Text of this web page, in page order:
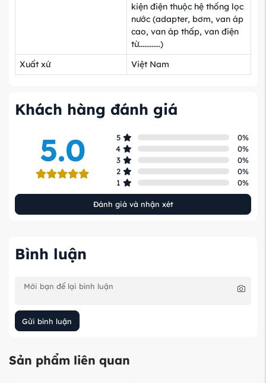
kiện điện thuộc hệ thống lọc
nước (adapter, bơm, van áp
cao, van áp thấp, van điện
từ............)
Xuất xứ
Việt Nam
Khách hàng đánh giá
5.0 5 0%
4
0%
3
0%
2
0%
1
0%
Đánh giá và nhận xét
Bình luận
Gửi bình luận
Sản phẩm liên quan